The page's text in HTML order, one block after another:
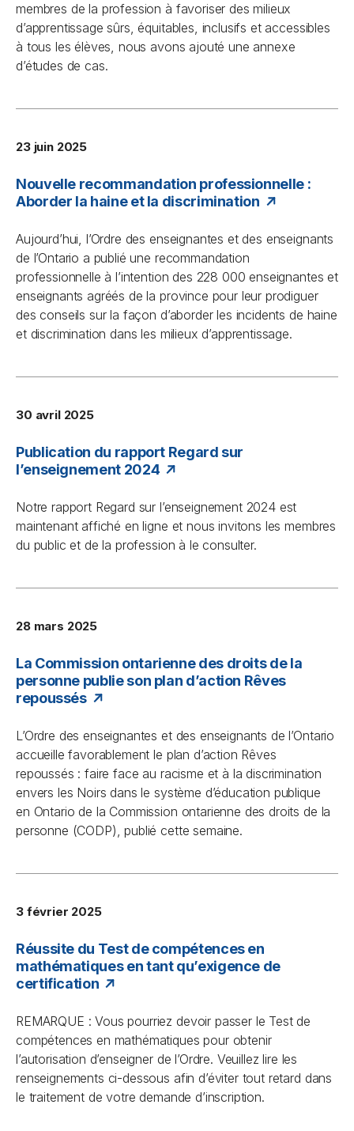
membres de la profession à favoriser des milieux
d’apprentissage sûrs, équitables, inclusifs et accessibles
à tous les élèves, nous avons ajouté une annexe
d’études de cas.
23 juin 2025
Nouvelle recommandation professionnelle :
Aborder la haine et la discrimination
Aujourd’hui, l’Ordre des enseignantes et des enseignants
de l’Ontario a publié une recommandation
professionnelle à l’intention des 228 000 enseignantes et
enseignants agréés de la province pour leur prodiguer
des conseils sur la façon d’aborder les incidents de haine
et discrimination dans les milieux d’apprentissage.
30 avril 2025
Publication du rapport Regard sur
l’enseignement 2024
Notre rapport Regard sur l’enseignement2024 est
maintenant affiché en ligne et nous invitons les membres
du public et de la profession à le consulter.
28 mars 2025
La Commission ontarienne des droits de la
personne publie son plan d’action Rêves
repoussés
L’Ordre des enseignantes et des enseignants de l’Ontario
accueille favorablement le plan d’action Rêves
repoussés : faire face au racisme et à la discrimination
envers les Noirs dans le système d’éducation publique
en Ontario de la Commission ontarienne des droits de la
personne (CODP), publié cette semaine.
3 février 2025
Réussite du Test de compétences en
mathématiques en tant qu’exigence de
certification
REMARQUE : Vous pourriez devoir passer le Test de
compétences en mathématiques pour obtenir
l’autorisation d’enseigner de l’Ordre. Veuillez lire les
renseignements ci-dessous afin d’éviter tout retard dans
le traitement de votre demande d’inscription.